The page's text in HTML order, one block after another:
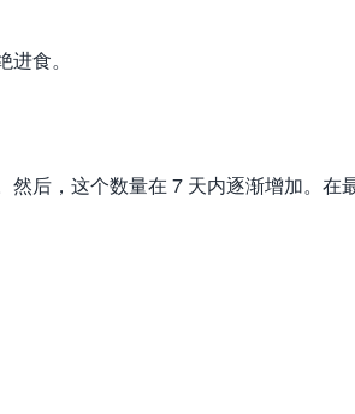
食。
后，这个数量在 7 天内逐渐增加。在